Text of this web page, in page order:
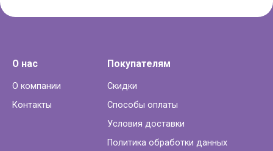
О нас
О компании
Контакты
Покупателям
Скидки
Способы оплаты
Условия доставки
Политика обработки данных